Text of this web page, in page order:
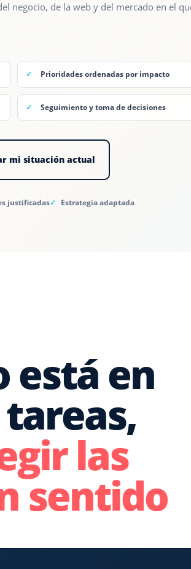
negocio, de la web y del mercado en el
Prioridades ordenadas por impacto
Seguimiento y toma de decisiones
mi situación actual
justificadas Estrategia adaptada
está en
las
sentido